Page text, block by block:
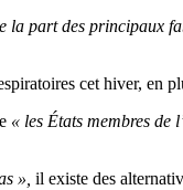
part des principaux
cet hiver, en
« les États membres de
», il existe des